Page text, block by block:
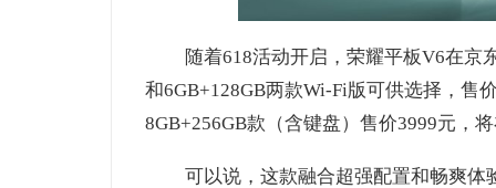
随着618活动开启，荣耀平板V6在京
和6GB+128GB两款Wi-Fi版可供选择，售
8GB+256GB款（含键盘）售价3999元，
可以说，这款融合超强配置和畅爽